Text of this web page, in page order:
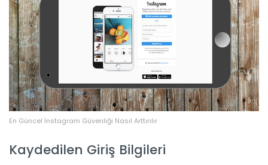
En Güncel İnstagram Güvenliği Nasıl Arttırılır
Kaydedilen Giriş Bilgileri